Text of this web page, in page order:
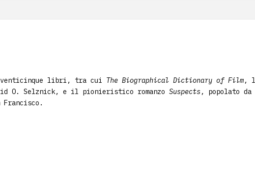
libri, tra cui The Biographical Dictionary of Film,
O. Selznick, e il pionieristico romanzoSuspects, popolato da
Francisco.